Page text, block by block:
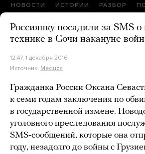
НОВОСТИ ИСТОРИИ РАЗБОР
Россиянку посадили за SMS о
технике в Сочи накануне
12:47, 1 декабря 2016
Источник: Meduza
Гражданка России Оксана
к семи годам заключения по
в государственной измене.
уголовного преследования
SMS-сообщений, которые она
году, незадолго до войны с